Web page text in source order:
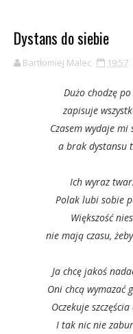
Dystans do siebie
Bartłomiej Malec 19:57
Dużo chodzę
zapisuje
Czasem wydaje mi
a brak dystansu
Ich wyraz
Polak lubi sobie
Większość
nie mają czasu,
Ja chcę jakoś
Oni chcą wymazać
Oczekuje
I tak nic nie